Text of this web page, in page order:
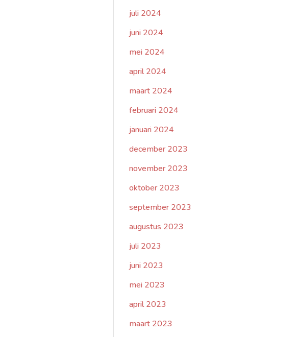
juli 2024
juni 2024
mei 2024
april 2024
maart 2024
februari 2024
januari 2024
december 2023
november 2023
oktober 2023
september 2023
augustus 2023
juli 2023
juni 2023
mei 2023
april 2023
maart 2023